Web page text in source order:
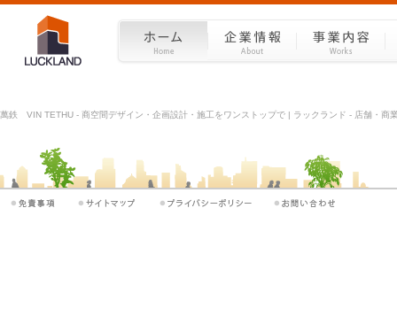
萬鉄 VIN TETHU - 商空間デザイン・企画設計・施工をワンストップで | ラックランド - 店舗・商